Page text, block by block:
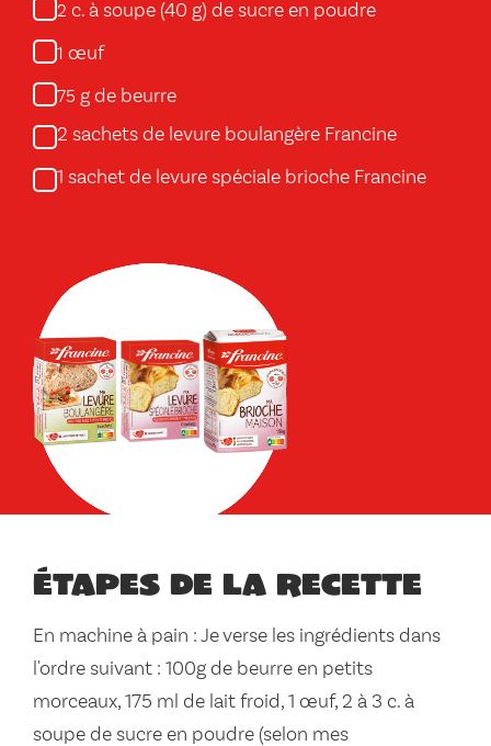
2 c. à soupe (40 g) de sucre en poudre
1 œuf
75 g de beurre
2 sachets de levure boulangère Francine
1 sachet de levure spéciale brioche Francine
Étapes de la recette
En machine à pain : Je verse les ingrédients dans
l'ordre suivant : 100g de beurre en petits
morceaux, 175 ml de lait froid, 1 œuf, 2 à 3 c. à
soupe de sucre en poudre (selon mes